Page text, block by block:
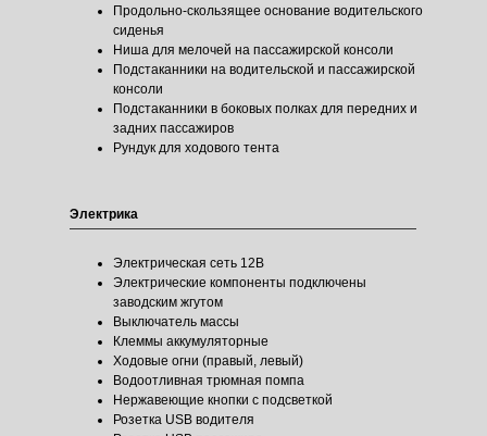
Продольно-скользящее основание водительского
сиденья
Ниша для мелочей на пассажирской консоли
Подстаканники на водительской и пассажирской
консоли
Подстаканники в боковых полках для передних и
задних пассажиров
Рундук для ходового тента
Электрика
Электрическая сеть 12В
Электрические компоненты подключены
заводским жгутом
Выключатель массы
Клеммы аккумуляторные
Ходовые огни (правый, левый)
Водоотливная трюмная помпа
Нержавеющие кнопки с подсветкой
Розетка USB водителя
Индивидуальный набор комплектации для катера
или лодки. Уровень оснащения и комфорта.
Отзывы